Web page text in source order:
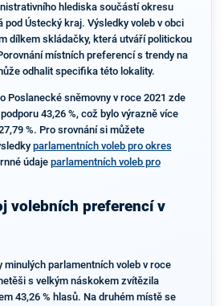
hlediska součástí okresu
pod Ústecký kraj. Výsledky voleb v obci
dílkem skládačky, která utváří politickou
místních preferencí s trendy na
odhalit specifika této lokality.
Poslanecké sněmovny v roce 2021 zde
43,26 %, což bylo výrazně více
%. Pro srovnání si můžete
parlamentních voleb pro okres
údaje parlamentních voleb pro
volebních preferencí v
minulých parlamentních voleb v roce
s velkým náskokem zvítězila
43,26 % hlasů. Na druhém místě se